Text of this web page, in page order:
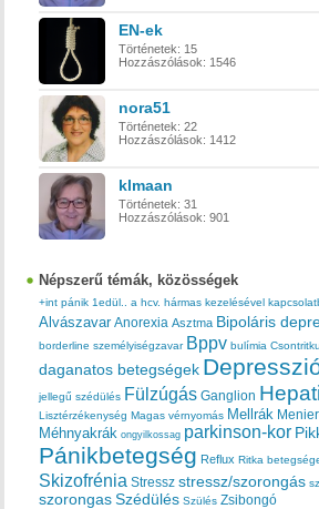
EN-ek
Történetek: 15
Hozzászólások: 1546
nora51
Történetek: 22
Hozzászólások: 1412
klmaan
Történetek: 31
Hozzászólások: 901
Népszerű témák, közösségek
+int pánik 1edül.. a hcv. hármas kezelésével
Alvászavar Anorexia Asztma Bipoláris
borderline személyiségzavar Bppv bulímia
daganatos betegségek
jellegű szédülés Fülzúgás Ganglion
Lisztérzékenység Magas vérnyomás Mellrák
Méhnyakrák ongyilkossag parkinson-kor
Pánikbetegség Reflux Ritka
Skizofrénia Stressz stressz/szorongás
szorongas Szédülés Szülés Zsibongó